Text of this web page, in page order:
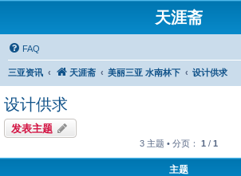
天涯斋
FAQ
三亚资讯 天涯斋 美丽三亚 水南林下 设计供求
设计供求
发表主题
3 主题 • 分页： 1 / 1
主题